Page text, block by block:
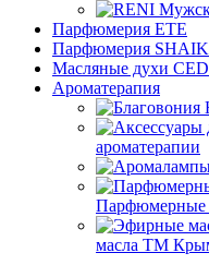
Парфюмерия ETE
Парфюмерия SHAIK
Масляные духи
Ароматерапия
ароматерапии
Парфюмерные
масла ТМ